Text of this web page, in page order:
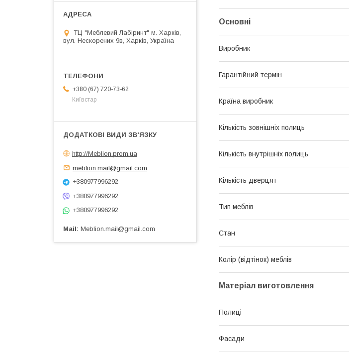
Основні
Виробник
Гарантійний термін
Країна виробник
Кількість зовнішніх полиць
Кількість внутрішніх полиць
Кількість дверцят
Тип меблів
Стан
Колір (відтінок) меблів
Матеріал виготовлення
Полиці
Фасади
ТЦ "Меблевий Лабіринт" м. Харків,
вул. Нескорених 9в, Харків, Україна
+380 (67) 720-73-62
Київстар
http://Meblion.prom.ua
meblion.mail@gmail.com
+380977996292
+380977996292
+380977996292
Мail Meblion.mail@gmail.com